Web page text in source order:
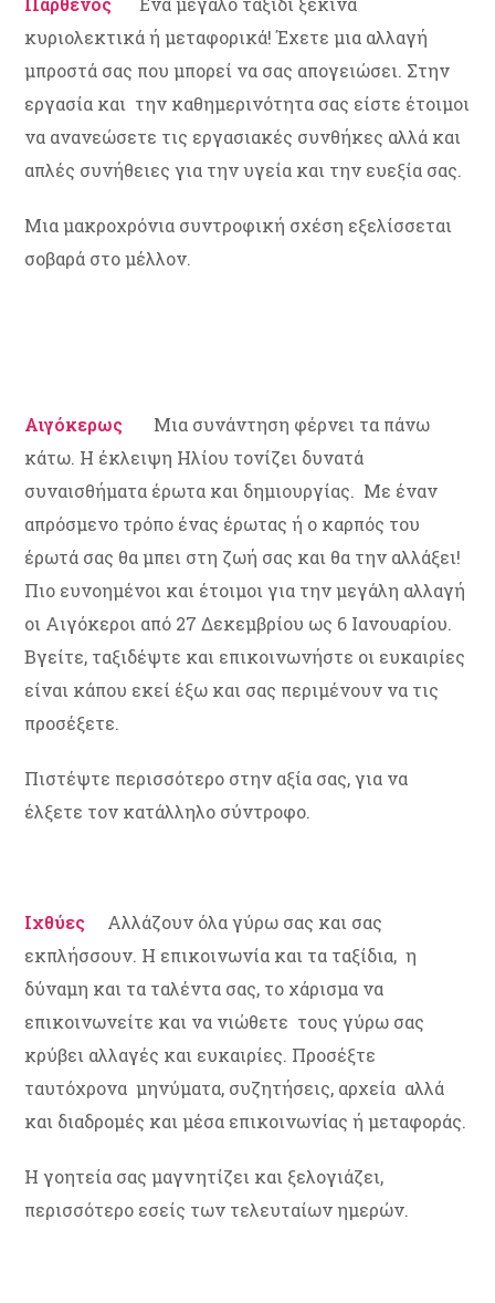
κυριολεκτικά ή μεταφορικά! Έχετε μια αλλαγή
μπροστά σας που μπορεί να σας απογειώσει. Στην
εργασία και την καθημερινότητα σας είστε έτοιμοι
να ανανεώσετε τις εργασιακές συνθήκες αλλά και
απλές συνήθειες για την υγεία και την ευεξία σας.
Μια μακροχρόνια συντροφική σχέση εξελίσσεται
σοβαρά στο μέλλον.
Αιγόκερως
Μια συνάντηση φέρνει τα πάνω
κάτω. Η έκλειψη Ηλίου τονίζει δυνατά
συναισθήματα έρωτα και δημιουργίας. Με έναν
απρόσμενο τρόπο ένας έρωτας ή ο καρπός του
έρωτά σας θα μπει στη ζωή σας και θα την αλλάξει!
Πιο ευνοημένοι και έτοιμοι για την μεγάλη αλλαγή
οι Αιγόκεροι από 27 Δεκεμβρίου ως 6 Ιανουαρίου.
Βγείτε, ταξιδέψτε και επικοινωνήστε οι ευκαιρίες
είναι κάπου εκεί έξω και σας περιμένουν να τις
προσέξετε.
Πιστέψτε περισσότερο στην αξία σας, για να
έλξετε τον κατάλληλο σύντροφο.
Ιχθύες
Aλλάζουν όλα γύρω σας και σας
εκπλήσσουν. Η επικοινωνία και τα ταξίδια, η
δύναμη και τα ταλέντα σας, το χάρισμα να
επικοινωνείτε και να νιώθετε τους γύρω σας
κρύβει αλλαγές και ευκαιρίες. Προσέξτε
ταυτόχρονα μηνύματα, συζητήσεις, αρχεία αλλά
και διαδρομές και μέσα επικοινωνίας ή μεταφοράς.
Η γοητεία σας μαγνητίζει και ξελογιάζει,
περισσότερο εσείς των τελευταίων ημερών.